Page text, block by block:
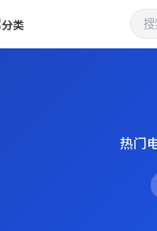
分类
热门